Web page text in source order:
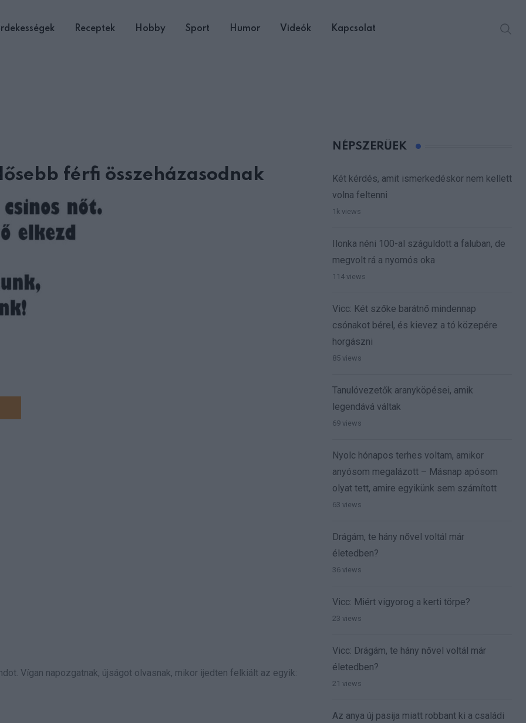
Receptek Hobby Sport Humor Videók Kapcsolat
férfi összeházasodnak
Vígan napozgatnak, újságot olvasnak, mikor ijedten felkiált az egyik:
NÉPSZERŰEK
Két kérdés, amit ismerkedéskor nem kellett
volna feltenni
1k views
Ilonka néni 100-al száguldott a faluban, de
megvolt rá a nyomós oka
114 views
Vicc: Két szőke barátnő mindennap
csónakot bérel, és kievez a tó közepére
horgászni
85 views
Tanulóvezetők aranyköpései, amik
legendává váltak
69 views
Nyolc hónapos terhes voltam, amikor
anyósom megalázott – Másnap apósom
olyat tett, amire egyikünk sem számított
63 views
Drágám, te hány nővel voltál már
életedben?
36 views
Vicc: Miért vigyorog a kerti törpe?
23 views
Vicc: Drágám, te hány nővel voltál már
életedben?
21 views
Az anya új pasija miatt robbant ki a családi